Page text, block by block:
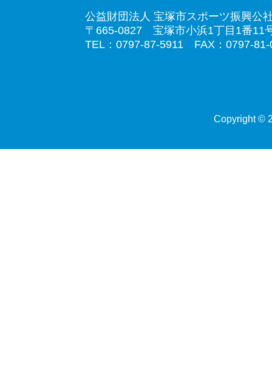
公益財団法人 宝塚市スポーツ振興公
〒665-0827 宝塚市小浜1丁目1番11
TEL：0797-87-5911 FAX：0797-81-
Copyright ©